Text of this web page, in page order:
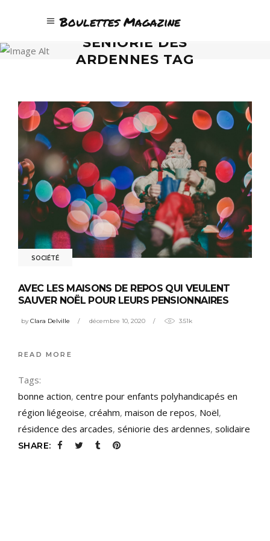
Boulettes Magazine
SÉNIORIE DES
ARDENNES TAG
SOCIÉTÉ
AVEC LES MAISONS DE REPOS QUI VEULENT
SAUVER NOËL POUR LEURS PENSIONNAIRES
byClara Delville décembre 10, 2020 3.51k
READ MORE
Tags:
bonne action, centre pour enfants polyhandicapés en
région liégeoise, créahm, maison de repos, Noël,
résidence des arcades, séniorie des ardennes, solidaire
SHARE: